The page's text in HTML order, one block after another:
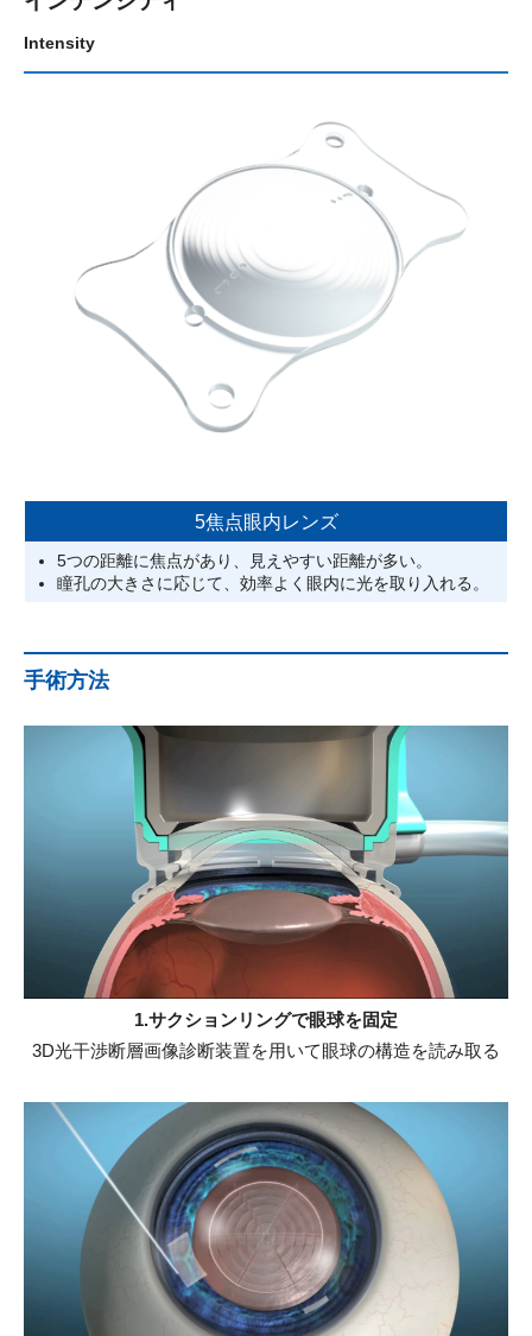
Intensity
5焦点眼内レンズ
5つの距離に焦点があり、見えやすい距離が多い。
瞳孔の大きさに応じて、効率よく眼内に光を取り入れる。
手術方法
1.サクションリングで眼球を固定
3D光干渉断層画像診断装置を用いて眼球の構造を読み取る